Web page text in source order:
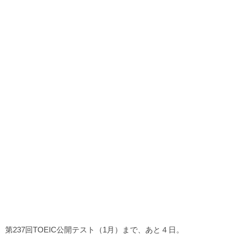
第237回TOEIC公開テスト（1月）まで、あと４日。